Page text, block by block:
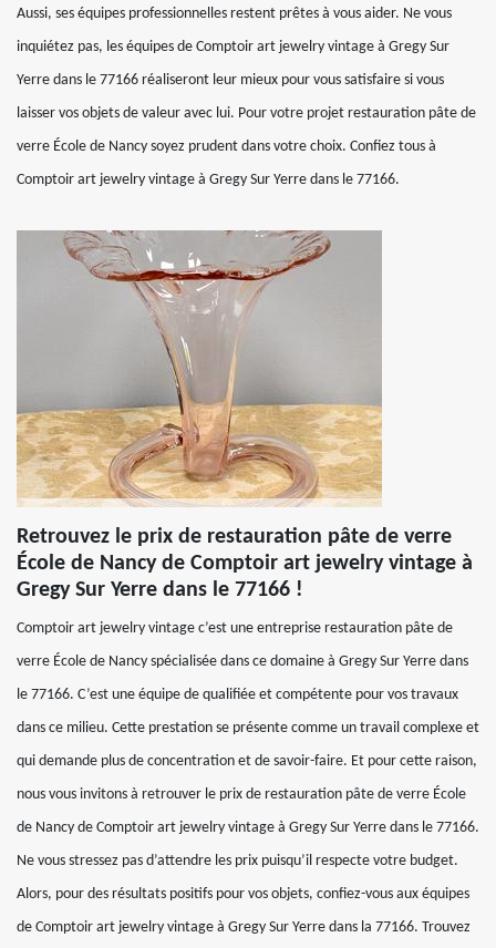
Aussi, ses équipes professionnelles restent prêtes à vous aider. Ne vous
inquiétez pas, les équipes de Comptoir art jewelry vintage à Gregy Sur
Yerre dans le 77166 réaliseront leur mieux pour vous satisfaire si vous
laisser vos objets de valeur avec lui. Pour votre projet restauration pâte de
verre École de Nancy soyez prudent dans votre choix. Confiez tous à
Comptoir art jewelry vintage à Gregy Sur Yerre dans le 77166.
Retrouvez le prix de restauration pâte de verre
École de Nancy de Comptoir art jewelry vintage à
Gregy Sur Yerre dans le 77166 !
Comptoir art jewelry vintage c’est une entreprise restauration pâte de
verre École de Nancy spécialisée dans ce domaine à Gregy Sur Yerre dans
le 77166. C’est une équipe de qualifiée et compétente pour vos travaux
dans ce milieu. Cette prestation se présente comme un travail complexe et
qui demande plus de concentration et de savoir-faire. Et pour cette raison,
nous vous invitons à retrouver le prix de restauration pâte de verre École
de Nancy de Comptoir art jewelry vintage à Gregy Sur Yerre dans le 77166.
Ne vous stressez pas d’attendre les prix puisqu’il respecte votre budget.
Alors, pour des résultats positifs pour vos objets, confiez-vous aux équipes
de Comptoir art jewelry vintage à Gregy Sur Yerre dans la 77166. Trouvez